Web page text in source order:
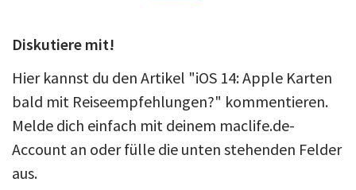
Diskutiere mit!
Hier kannst du den Artikel "iOS 14: Apple Karten
bald mit Reiseempfehlungen?" kommentieren.
Melde dich einfach mit deinem maclife.de-
Account an oder fülle die unten stehenden Felder
aus.